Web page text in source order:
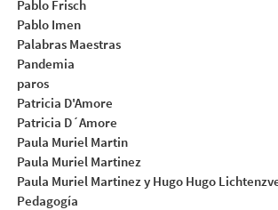
Pablo Frisch
Pablo Imen
Palabras Maestras
Pandemia
paros
Patricia D'Amore
Patricia D´Amore
Paula Muriel Martin
Paula Muriel Martinez
Paula Muriel Martinez y Hugo Hugo
Pedagogía